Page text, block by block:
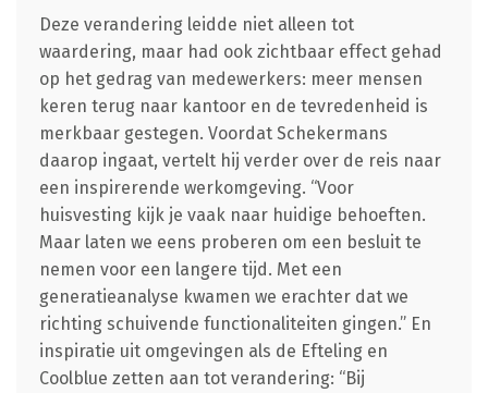
Deze verandering leidde niet alleen tot
waardering, maar had ook zichtbaar effect gehad
op het gedrag van medewerkers: meer mensen
keren terug naar kantoor en de tevredenheid is
merkbaar gestegen. Voordat Schekermans
daarop ingaat, vertelt hij verder over de reis naar
een inspirerende werkomgeving. “Voor
huisvesting kijk je vaak naar huidige behoeften.
Maar laten we eens proberen om een besluit te
nemen voor een langere tijd. Met een
generatieanalyse kwamen we erachter dat we
richting schuivende functionaliteiten gingen.” En
inspiratie uit omgevingen als de Efteling en
Coolblue zetten aan tot verandering: “Bij